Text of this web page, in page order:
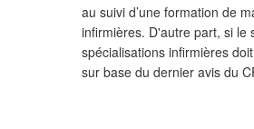
au suivi d’une formation de
infirmières. D'autre part, si le
spécialisations infirmières
sur base du dernier avis du